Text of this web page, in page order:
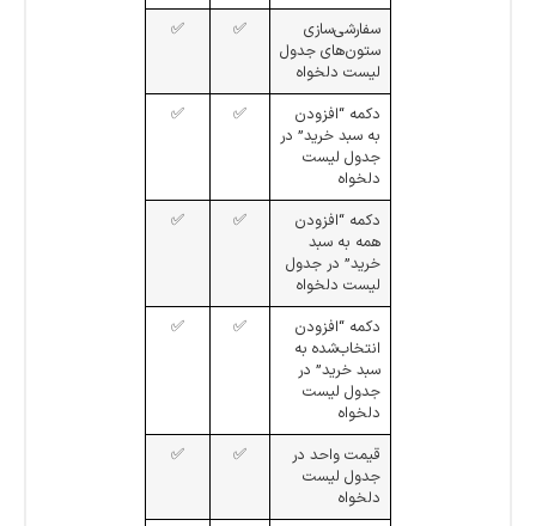
سفارشی‌سازی
ستون‌های جدول
لیست دلخواه
✅
✅
دکمه “افزودن
به سبد خرید” در
جدول لیست
دلخواه
✅
✅
دکمه “افزودن
همه به سبد
خرید” در جدول
لیست دلخواه
✅
✅
دکمه “افزودن
انتخاب‌شده به
سبد خرید” در
جدول لیست
دلخواه
✅
✅
قیمت واحد در
جدول لیست
دلخواه
✅
✅